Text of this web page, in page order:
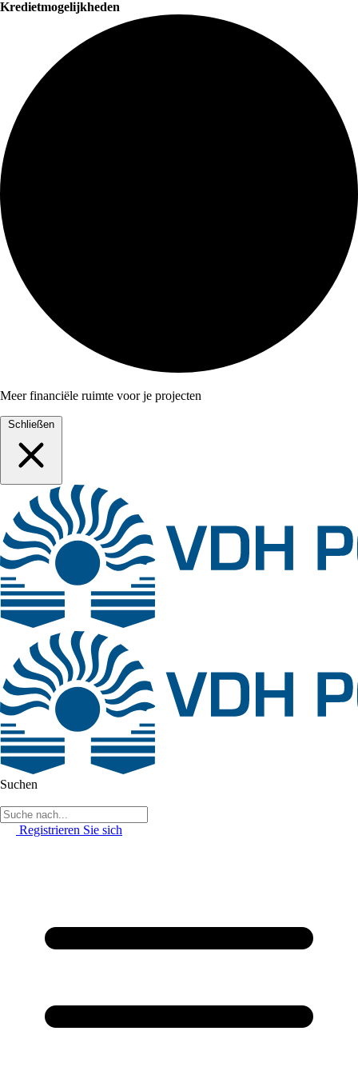
Kredietmogelijkheden
Meer financiële ruimte voor je projecten
Schließen
Suchen
Registrieren Sie sich